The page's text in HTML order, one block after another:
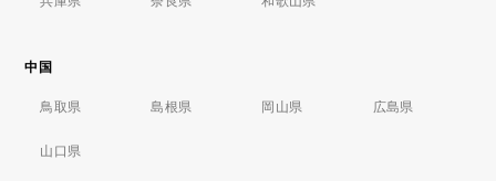
中国
鳥取県 島根県 岡山県 広島県
山口県